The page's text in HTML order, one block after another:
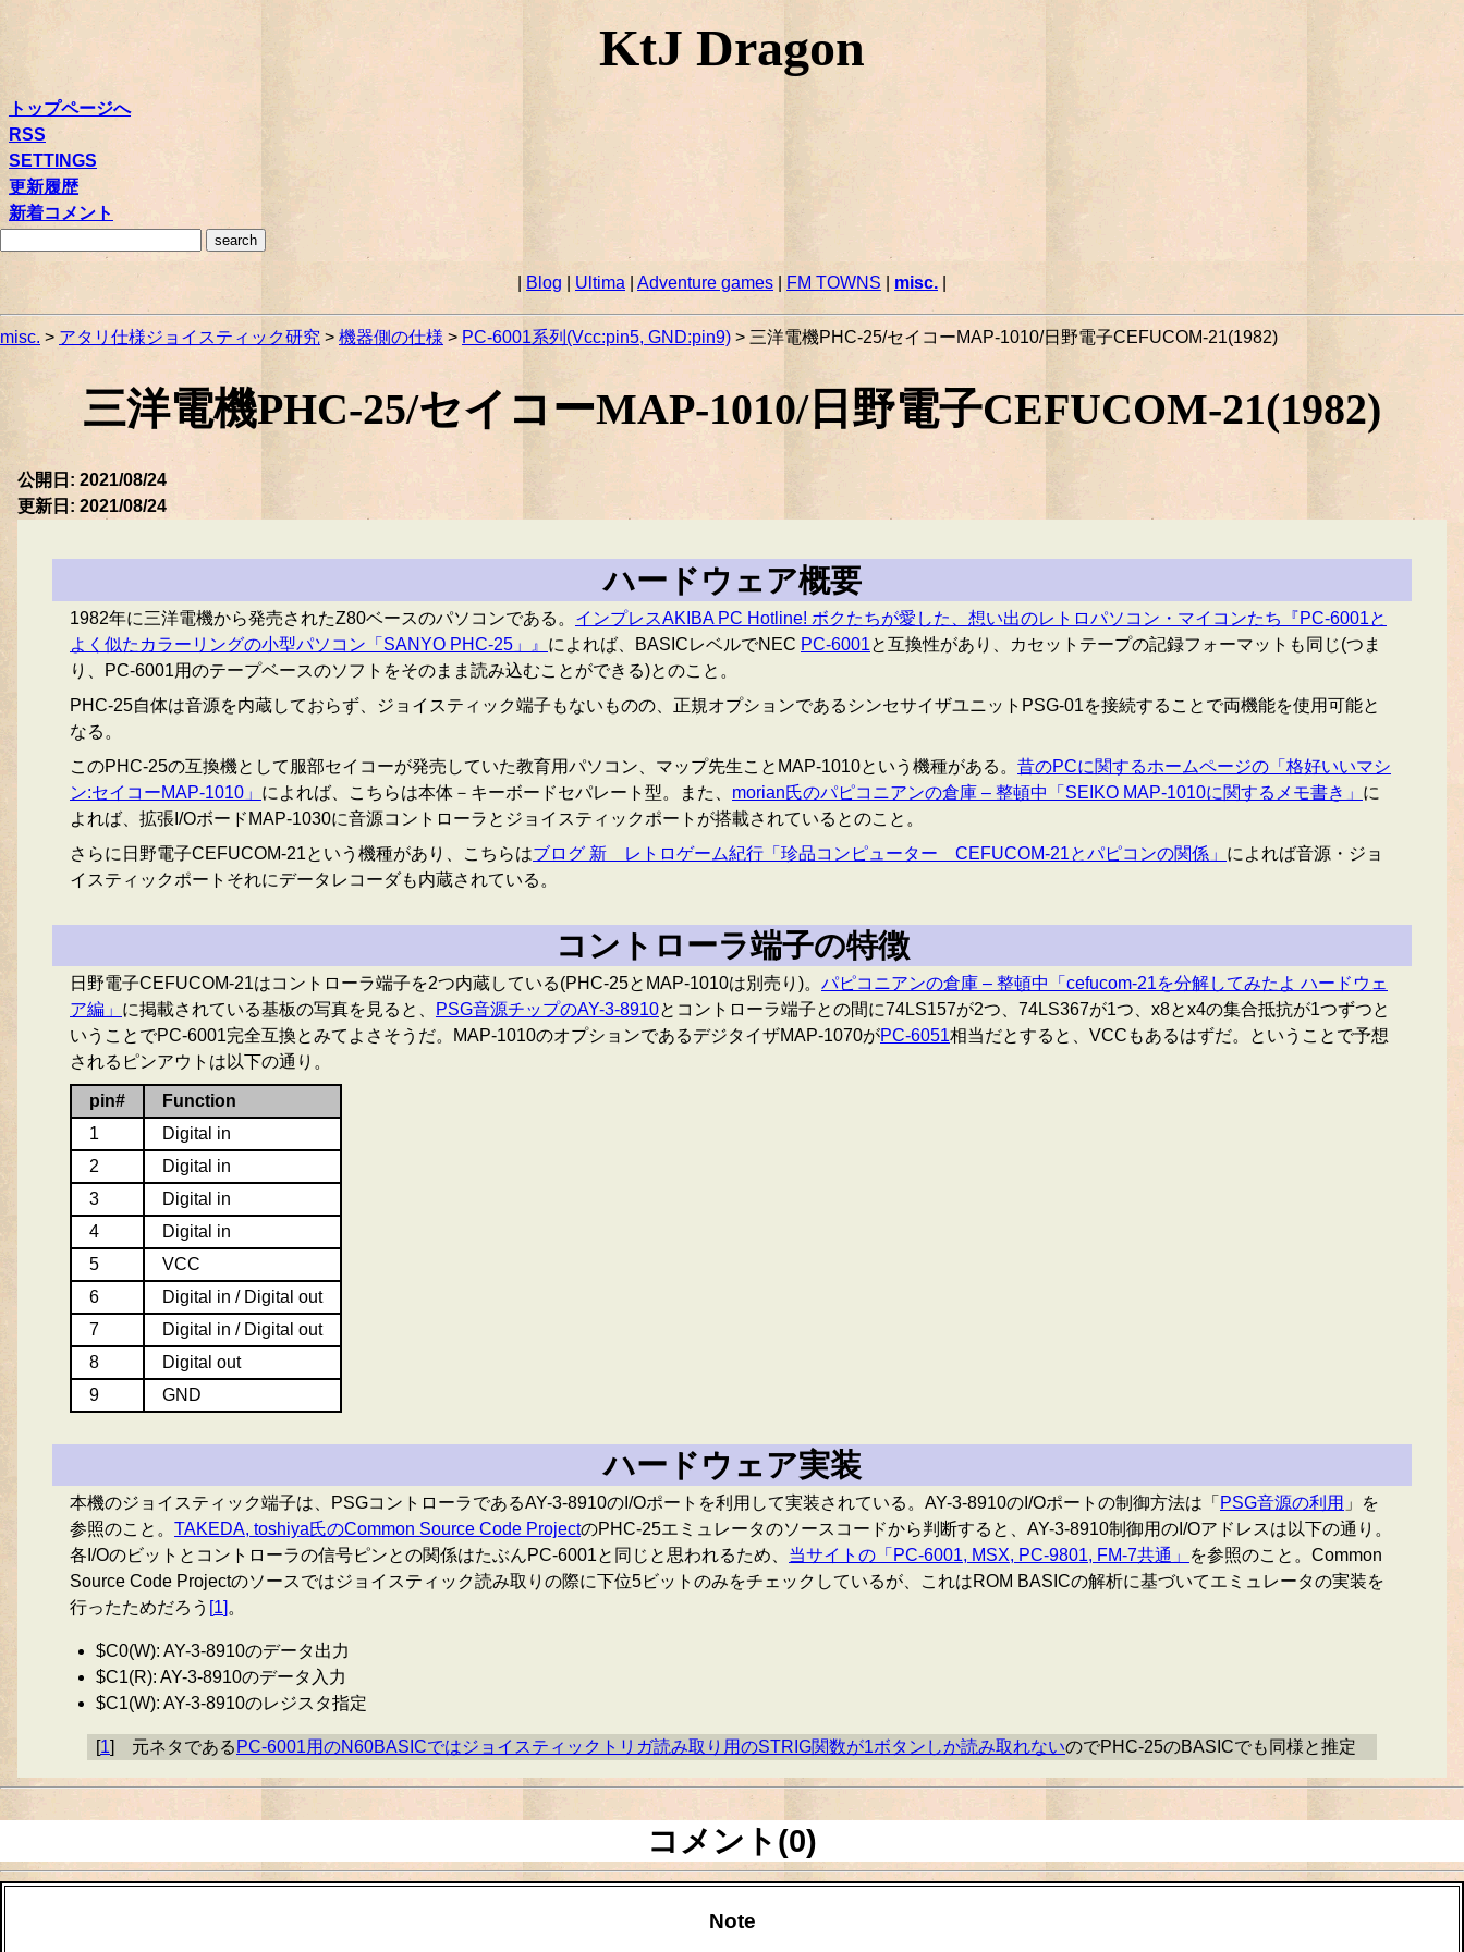
KtJ Dragon
トップページへ
RSS
SETTINGS
更新履歴
新着コメント
Blog Ultima Adventure games FM TOWNS misc.
misc. > アタリ仕様ジョイスティック研究 > 機器側の仕様 > PC-6001系列(Vcc:pin5, GND:pin9) > 三洋電機PHC-25/セイコーMAP-1010/日野電子CEFUCOM-21(1982)
三洋電機PHC-25/セイコーMAP-1010/日野電子CEFUCOM-21(1982)
公開日: 2021/08/24
更新日: 2021/08/24
ハードウェア概要
1982年に三洋電機から発売されたZ80ベースのパソコンである。 インプレスAKIBA PC Hotline! ボクたちが愛した、想い出のレトロパソコン・マイコンたち『PC-6001と
よく似たカラーリングの小型パソコン「SANYO PHC-25」』 によれば、BASICレベルでNEC PC-6001と互換性があり、カセットテープの記録フォーマットも同じ(つま
り、PC-6001用のテープベースのソフトをそのまま読み込むことができる)とのこと。
PHC-25自体は音源を内蔵しておらず、ジョイスティック端子もないものの、正規オプションであるシンセサイザユニットPSG-01を接続することで両機能を使用可能と
なる。
このPHC-25の互換機として服部セイコーが発売していた教育用パソコン、マップ先生ことMAP-1010という機種がある。 昔のPCに関するホームページの「格好いいマシ
ン:セイコーMAP-1010」 によれば、こちらは本体－キーボードセパレート型。また、 morian氏のパピコニアンの倉庫 – 整頓中「SEIKO MAP-1010に関するメモ書き」 に
よれば、拡張I/OボードMAP-1030に音源コントローラとジョイスティックポートが搭載されているとのこと。
さらに日野電子CEFUCOM-21という機種があり、こちらはブログ 新 レトロゲーム紀行「珍品コンピューター CEFUCOM-21とパピコンの関係」 によれば音源・ジョ
イスティックポートそれにデータレコーダも内蔵されている。
コントローラ端子の特徴
日野電子CEFUCOM-21はコントローラ端子を2つ内蔵している(PHC-25とMAP-1010は別売り)。 パピコニアンの倉庫 – 整頓中「cefucom-21を分解してみたよ ハードウェ
ア編」 に掲載されている基板の写真を見ると、 PSG音源チップのAY-3-8910とコントローラ端子との間に74LS157が2つ、74LS367が1つ、x8とx4の集合抵抗が1つずつと
いうことでPC-6001完全互換とみてよさそうだ。MAP-1010のオプションであるデジタイザMAP-1070がPC-6051相当だとすると、VCCもあるはずだ。ということで予想
されるピンアウトは以下の通り。
pin#
Function
1
Digital in
2
Digital in
3
Digital in
4
Digital in
5
VCC
6
Digital in / Digital out
7
Digital in / Digital out
8
Digital out
9
GND
ハードウェア実装
本機のジョイスティック端子は、PSGコントローラであるAY-3-8910のI/Oポートを利用して実装されている。AY-3-8910のI/Oポートの制御方法は「 PSG音源の利用 」を
参照のこと。 TAKEDA, toshiya氏のCommon Source Code ProjectのPHC-25エミュレータのソースコードから判断すると、AY-3-8910制御用のI/Oアドレスは以下の通り。
各I/Oのビットとコントローラの信号ピンとの関係はたぶんPC-6001と同じと思われるため、 当サイトの「PC-6001, MSX, PC-9801, FM-7共通」
を参照のこと。Common
Source Code Projectのソースではジョイスティック読み取りの際に下位5ビットのみをチェックしているが、これはROM BASICの解析に基づいてエミュレータの実装を
行ったためだろう [1] 。
$C0(W): AY-3-8910のデータ出力
$C1(R): AY-3-8910のデータ入力
$C1(W): AY-3-8910のレジスタ指定
[1] 元ネタである PC-6001用のN60BASICではジョイスティックトリガ読み取り用のSTRIG関数が1ボタンしか読み取れないのでPHC-25のBASICでも同様と推定
コメント(0)
Note